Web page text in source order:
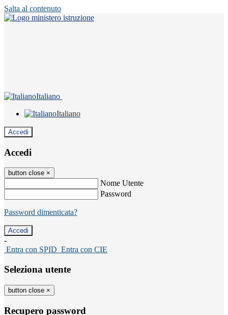
Salta al contenuto
Italiano
Italiano
Accedi
Accedi
button close ×
Nome Utente
Password
Password dimenticata?
-
Entra con SPID Entra con CIE
Seleziona utente
button close ×
Recupero password